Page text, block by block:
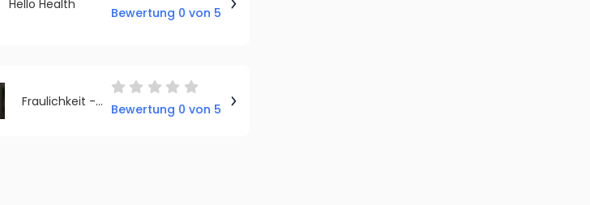
Hello Health
Bewertung 0 von 5
Fraulichkeit - Anne Lippold | Sorgenfreie Perioden
Bewertung 0 von 5